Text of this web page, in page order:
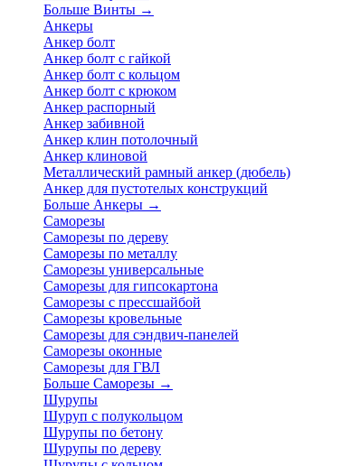
Больше Винты →
Анкеры
Анкер болт
Анкер болт с гайкой
Анкер болт с кольцом
Анкер болт с крюком
Анкер распорный
Анкер забивной
Анкер клин потолочный
Анкер клиновой
Металлический рамный анкер (дюбель)
Анкер для пустотелых конструкций
Больше Анкеры →
Саморезы
Саморезы по дереву
Саморезы по металлу
Саморезы универсальные
Саморезы для гипсокартона
Саморезы с прессшайбой
Саморезы кровельные
Саморезы для сэндвич-панелей
Саморезы оконные
Саморезы для ГВЛ
Больше Саморезы →
Шурупы
Шуруп с полукольцом
Шурупы по бетону
Шурупы по дереву